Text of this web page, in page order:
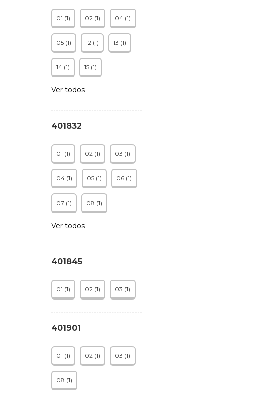
01 (1) 02 (1) 04 (1)
05 (1) 12 (1) 13 (1)
14 (1) 15 (1)
Ver todos
401832
01 (1) 02 (1) 03 (1)
04 (1) 05 (1) 06 (1)
07 (1) 08 (1)
Ver todos
401845
01 (1) 02 (1) 03 (1)
401901
01 (1) 02 (1) 03 (1)
08 (1)